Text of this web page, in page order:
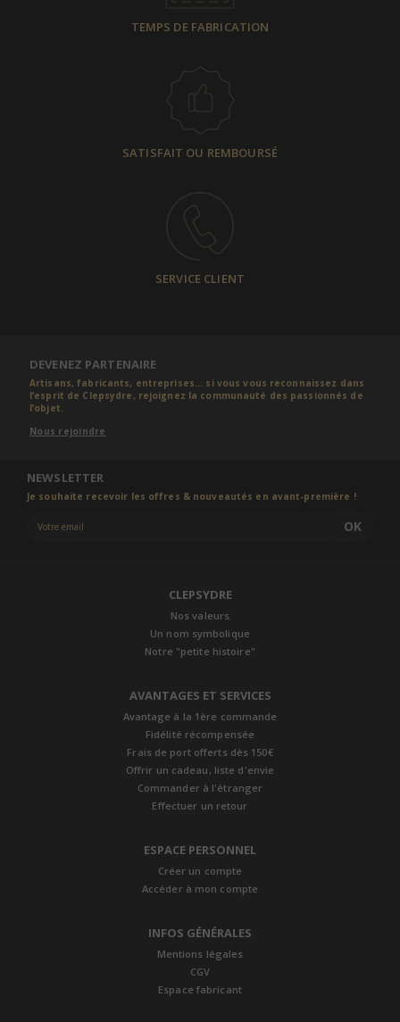
TEMPS DE FABRICATION
SATISFAIT OU REMBOURSÉ
SERVICE CLIENT
DEVENEZ PARTENAIRE
Artisans, fabricants, entreprises... si vous vous reconnaissez dans
l’esprit de Clepsydre, rejoignez la communauté des passionnés de
l’objet.
Nous rejoindre
NEWSLETTER
Je souhaite recevoir les offres & nouveautés en avant-première !
OK
CLEPSYDRE
Nos valeurs
Un nom symbolique
Notre "petite histoire"
AVANTAGES ET SERVICES
Avantage à la 1ère commande
Fidélité récompensée
Frais de port offerts dès 150€
Offrir un cadeau, liste d'envie
Commander à l'étranger
Effectuer un retour
ESPACE PERSONNEL
Créer un compte
Accéder à mon compte
INFOS GÉNÉRALES
Mentions légales
CGV
Espace fabricant